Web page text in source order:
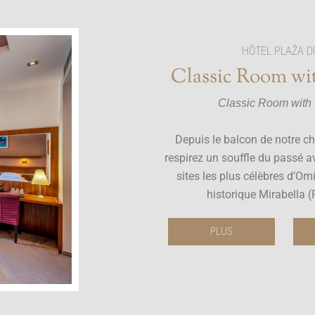
HÔTEL PLAŽA
Classic Room
Classic Room with
Depuis le balcon de notre
respirez un souffle du passé
sites les plus célèbres
historique Mirabella
PLUS